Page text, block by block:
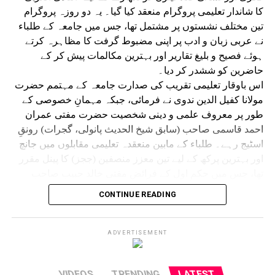
کا شاندار تعلیمی پروگرام منعقد کیا گیا۔ یہ دو روزہ پروگرام
تین مختلف نشستوں پر مشتمل تھا، جس میں جامعہ کے طلباء
نے عربی زبان و ادب پر اپنی مضبوط گرفت کا مظاہرہ کرتے
ہوئے فصیح و بلیغ تقاریر اور بہترین مکالمات پیش کر کے
حاضرین کو ششدر کر دیا۔
اس باوقار تعلیمی تقریب کی صدارت جامعہ کے مہتمم حضرت
مولانا کفیل الدین ندوی نے فرمائی، جبکہ مہمانِ خصوصی کے
طور پر معروف علمی و دینی شخصیت حضرت مفتی عمران
احمد قاسمی صاحب (سابق شیخ الحدیث پانولی، گجرات) رونقِ
اسٹیج رہے۔ طلباء کے مابین منعقدہ تعلیمی مقابلوں میں جانچ
ندوی (استاذ جامعہ صدیقیہ ڈگروا)، حکمِ دوم کے فرائض مفتی
جاوید اشرف صاحب قاسمی اور حکمِ ثالث کے فرائض مولانا
نیاز احمد صاحب ندوی نے انجام دیئے۔ علاوہ ازیں نظامت النادی
العربی کے مربی،معروف مقرر اور جامعہ کے ا ستاذ حدیث
وفقہ مفتی حسنین اشاعتی نے فرمائی۔
CONTINUE READING
ADVERTISEMENT